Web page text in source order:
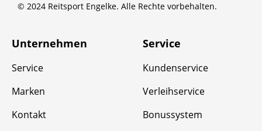
© 2024 Reitsport Engelke. Alle Rechte vorbehalten.
Unternehmen
Service
Marken
Kontakt
Service
Kundenservice
Verleihservice
Bonussystem